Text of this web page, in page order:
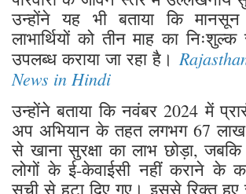
उन्होंने यह भी बताया कि
लाभार्थियों को तीन माह का
उपलब्ध कराया जा रहा है।
News in Hindi
उन्होंने बताया कि नवंबर 2024 में
अप अभियान के तहत लगभग 67 लाख
से खाना सुरक्षा का लाभ छोड़ा,
लोगों के ई-केवाईसी नहीं कराने के
सूची से हटा दिए गए। इससे रिक्त हुए